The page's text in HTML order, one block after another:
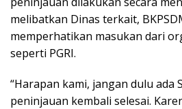
melibatkan Dinas terkait,
memperhatikan masukan dari
seperti PGRI.
“Harapan kami, jangan dulu ada
peninjauan kembali selesai.